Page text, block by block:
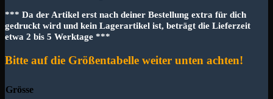
*** Da der Artikel erst nach deiner Bestellung extra für dich
gedruckt wird und kein Lagerartikel ist, beträgt die Lieferzeit
etwa 2 bis 5 Werktage ***
Bitte auf die Größentabelle weiter unten achten!
Grösse